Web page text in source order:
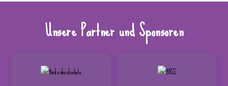
Unsere Partner und Sponsoren